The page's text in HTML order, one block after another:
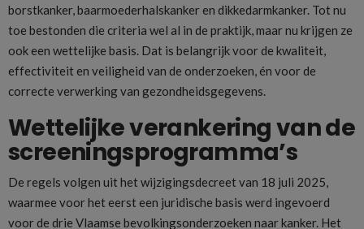
borstkanker, baarmoederhalskanker en dikkedarmkanker. Tot nu
toe bestonden die criteria wel al in de praktijk, maar nu krijgen ze
ook een wettelijke basis. Dat is belangrijk voor de kwaliteit,
effectiviteit en veiligheid van de onderzoeken, én voor de
correcte verwerking van gezondheidsgegevens.
Wettelijke verankering van de
screeningsprogramma’s
De regels volgen uit het wijzigingsdecreet van 18 juli 2025,
waarmee voor het eerst een juridische basis werd ingevoerd
voor de drie Vlaamse bevolkingsonderzoeken naar kanker. Het